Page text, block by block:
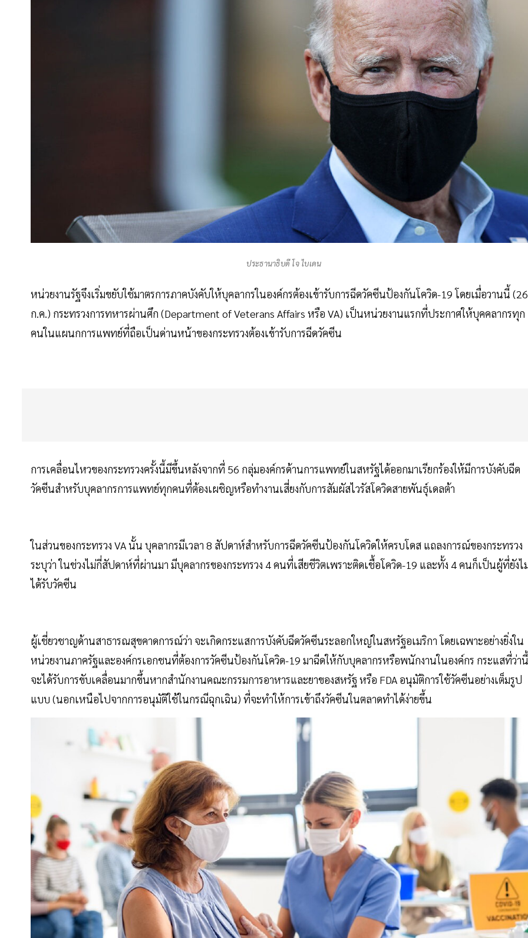
ประธานาธิบดี โจ ไบเดน
หน่วยงานรัฐจึงเริ่มขยับใช้มาตรการภาคบังคับให้บุคลากรในองค์กรต้องเข้ารับการฉีดวัคซีนป้องกันโควิด-19 โดยเมื่อวานนี้ (26
ก.ค.) กระทรวงการทหารผ่านศึก (Department of Veterans Affairs หรือ VA) เป็นหน่วยงานแรกที่ประกาศให้บุคคลากรทุก
คนในแผนกการแพทย์ที่ถือเป็นด่านหน้าของกระทรวงต้องเข้ารับการฉีดวัคซีน
การเคลื่อนไหวของกระทรวงครั้งนี้มีขึ้นหลังจากที่ 56 กลุ่มองค์กรด้านการแพทย์ในสหรัฐได้ออกมาเรียกร้องให้มีการบังคับฉีด
วัคซีนสำหรับบุคลากรการแพทย์ทุกคนที่ต้องเผชิญหรือทำงานเสี่ยงกับการสัมผัสไวรัสโควิดสายพันธุ์เดลต้า
ในส่วนของกระทรวง VA นั้น บุคลากรมีเวลา 8 สัปดาห์สำหรับการฉีดวัคซีนป้องกันโควิดให้ครบโดส แถลงการณ์ของกระทรวง
ระบุว่า ในช่วงไม่กี่สัปดาห์ที่ผ่านมา มีบุคลากรของกระทรวง 4 คนที่เสียชีวิตเพราะติดเชื้อโควิด-19 และทั้ง 4 คนก็เป็นผู้ที่ยังไ
ได้รับวัคซีน
ผู้เชี่ยวชาญด้านสาธารณสุขคาดการณ์ว่า จะเกิดกระแสการบังคับฉีดวัคซีนระลอกใหญ่ในสหรัฐอเมริกา โดยเฉพาะอย่างยิ่งใน
หน่วยงานภาครัฐและองค์กรเอกชนที่ต้องการวัคซีนป้องกันโควิด-19 มาฉีดให้กับบุคลากรหรือพนักงานในองค์กร กระแสที่ว่านี้
จะได้รับการขับเคลื่อนมากขึ้นหากสำนักงานคณะกรรมการอาหารและยาของสหรัฐ หรือ FDA อนุมัติการใช้วัคซีนอย่างเต็มรูป
แบบ (นอกเหนือไปจากการอนุมัติใช้ในกรณีฉุกเฉิน) ที่จะทำให้การเข้าถึงวัคซีนในตลาดทำได้ง่ายขึ้น